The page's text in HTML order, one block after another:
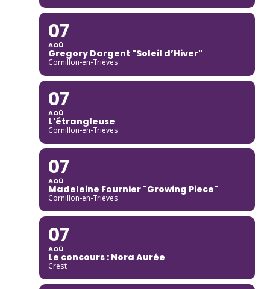
07
AOÛ
Gregory Dargent "Soleil d’Hiver"
Cornillon-en-Trièves
07
AOÛ
L'étrangleuse
Cornillon-en-Trièves
07
AOÛ
Madeleine Fournier "Growing Piece"
Cornillon-en-Trièves
07
AOÛ
Le concours : Nora Aurée
Crest